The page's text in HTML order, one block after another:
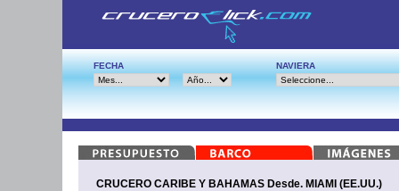
FECHA NAVIERA
CRUCERO CARIBE Y BAHAMAS Desde. MIAMI (EE.UU.)